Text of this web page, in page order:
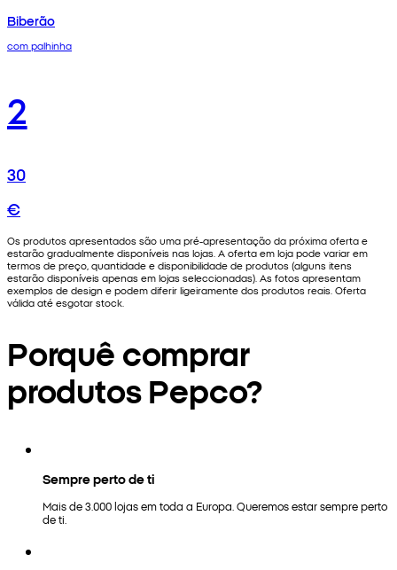
Biberão
com palhinha
2
30
€
Os produtos apresentados são uma pré-apresentação da próxima oferta e
estarão gradualmente disponíveis nas lojas. A oferta em loja pode variar em
termos de preço, quantidade e disponibilidade de produtos (alguns itens
estarão disponíveis apenas em lojas seleccionadas). As fotos apresentam
exemplos de design e podem diferir ligeiramente dos produtos reais. Oferta
válida até esgotar stock.
Porquê comprar
produtos Pepco?
Sempre perto de ti
Mais de 3.000 lojas em toda a Europa. Queremos estar sempre perto
de ti.